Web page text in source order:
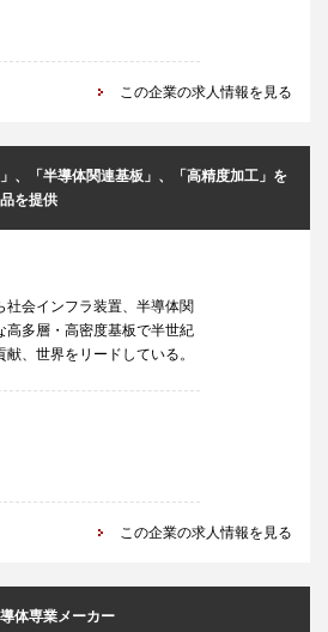
この企業の求人情報を見る
、「半導体関連基板」、「高精度加工」を
を提供
社会インフラ装置、半導体関
高多層・高密度基板で半世紀
、世界をリードしている。
この企業の求人情報を見る
体専業メーカー